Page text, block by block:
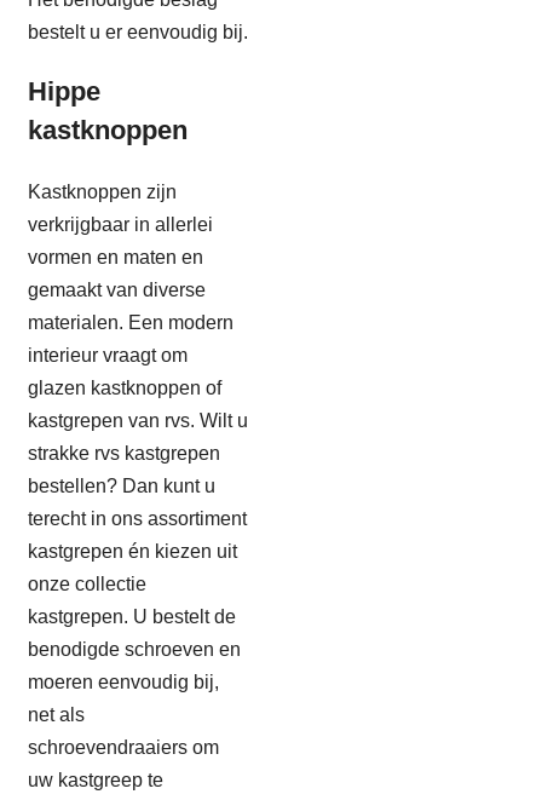
bestelt u er eenvoudig bij.
Hippe
kastknoppen
Kastknoppen zijn
verkrijgbaar in allerlei
vormen en maten en
gemaakt van diverse
materialen. Een modern
interieur vraagt om
glazen kastknoppen of
kastgrepen van rvs. Wilt u
strakke rvs kastgrepen
bestellen? Dan kunt u
terecht in ons assortiment
kastgrepen én kiezen uit
onze collectie
kastgrepen. U bestelt de
benodigde schroeven en
moeren eenvoudig bij,
net als
schroevendraaiers om
uw kastgreep te